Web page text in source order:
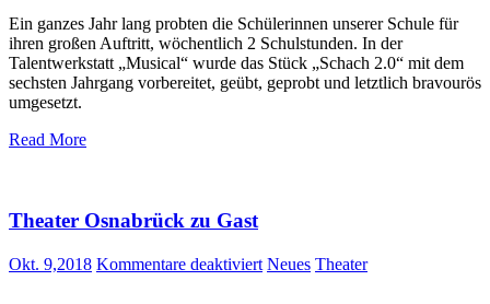
Ein ganzes Jahr lang probten die Schülerinnen unserer Schule für
ihren großen Auftritt, wöchentlich 2 Schulstunden. In der
Talentwerkstatt „Musical“ wurde das Stück „Schach 2.0“ mit dem
sechsten Jahrgang vorbereitet, geübt, geprobt und letztlich bravourös
umgesetzt.
Read More
Theater Osnabrück zu Gast
Okt. 9,2018 Kommentare deaktiviertfür
Neues Theater